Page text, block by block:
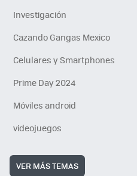
Investigación
Cazando Gangas Mexico
Celulares y Smartphones
Prime Day 2024
Móviles android
videojuegos
VER MÁS TEMAS